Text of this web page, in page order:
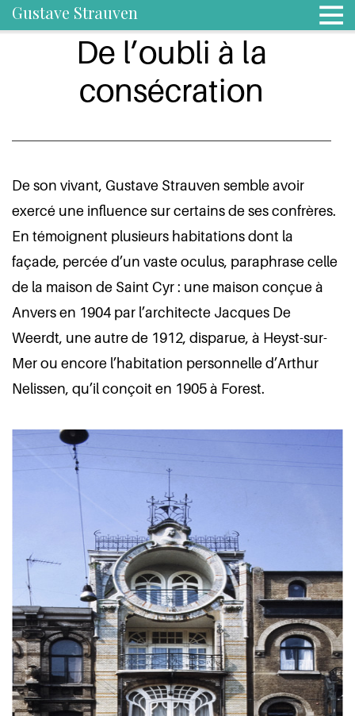
Gustave Strauven
De l’oubli à la
consécration
De son vivant, Gustave Strauven semble avoir
exercé une influence sur certains de ses confrères.
En témoignent plusieurs habitations dont la
façade, percée d’un vaste oculus, paraphrase celle
de la maison de Saint Cyr : une maison conçue à
Anvers en 1904 par l’architecte Jacques De
Weerdt, une autre de 1912, disparue, à Heyst-sur-
Mer ou encore l’habitation personnelle d’Arthur
Nelissen, qu’il conçoit en 1905 à Forest.